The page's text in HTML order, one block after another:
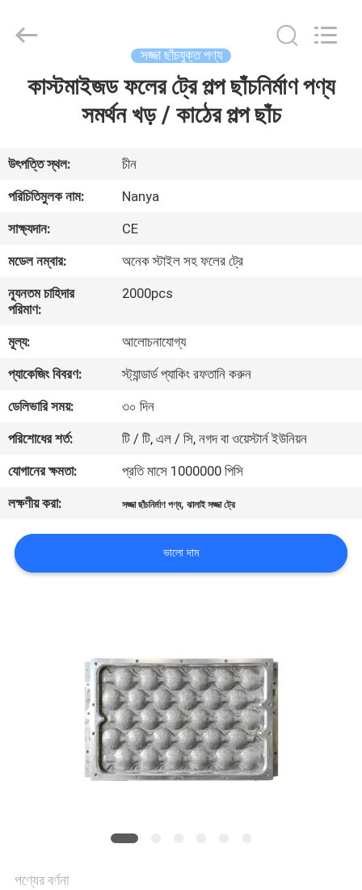
বাড়ি
ভিডিও
VR
প্রদর্শন
আমাদের
সম্পর্কে
কারখানা
ভ্রমণ
মান
নিয়ন্ত্রণ
যোগাযোগ
PRIVACY
Equipment
Reserved.
সজ্জা ছাঁচযুক্ত পণ্য
কাস্টমাইজড ফলের ট্রে পল্প ছাঁচনির্মাণ পণ্য
সমর্থন খড় / কাঠের পল্প ছাঁচ
উৎপত্তি স্থল:
চীন
পরিচিতিমুলক নাম:
Nanya
সাক্ষ্যদান:
CE
মডেল নম্বার:
অনেক স্টাইল সহ ফলের ট্রে
ন্যূনতম চাহিদার
পরিমাণ:
2000pcs
মূল্য:
আলোচনাযোগ্য
প্যাকেজিং বিবরণ:
স্ট্যান্ডার্ড প্যাকিং রফতানি করুন
ডেলিভারি সময়:
৩০ দিন
পরিশোধের শর্ত:
টি / টি, এল / সি, নগদ বা ওয়েস্টার্ন ইউনিয়ন
যোগানের ক্ষমতা:
প্রতি মাসে 1000000 পিসি
লক্ষণীয় করা:
সজ্জা ছাঁচনির্মাণ পণ্য,ঝালাই সজ্জা ট্রে
ভালো দাম
পণ্যের বর্ণনা